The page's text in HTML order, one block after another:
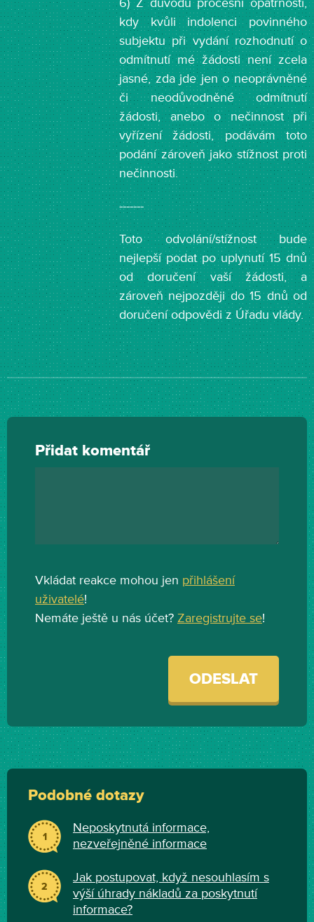
kdy kvůli indolenci povinného
subjektu při vydání rozhodnutí o
odmítnutí mé žádosti není zcela
jasné, zda jde jen o neoprávněné
či neodůvodněné odmítnutí
žádosti, anebo o nečinnost při
vyřízení žádosti, podávám toto
podání zároveň jako stížnost proti
nečinnosti.
-------
Toto odvolání/stížnost bude
nejlepší podat po uplynutí 15 dnů
od doručení vaší žádosti, a
zároveň nejpozději do 15 dnů od
doručení odpovědi z Úřadu vlády.
Přidat komentář
Vkládat reakce mohou jen přihlášení
uživatelé!
Nemáte ještě u nás účet? Zaregistrujte se!
ODESLAT
Podobné dotazy
1
Neposkytnutá informace,
nezveřejněné informace
2
Jak postupovat, když nesouhlasím s
výší úhrady nákladů za poskytnutí
informace?